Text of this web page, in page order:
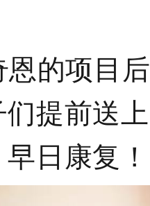
的项目
提前送
日康复！